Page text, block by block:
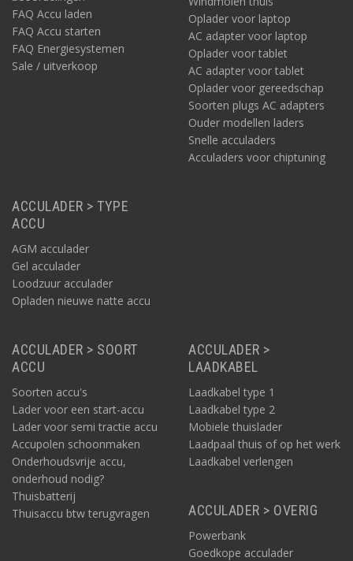
FAQ Accu laden
FAQ Accu starten
FAQ Energiesystemen
Sale / uitverkoop
Oplader voor laptop
AC adapter voor laptop
Oplader voor tablet
AC adapter voor tablet
Oplader voor gereedschap
Soorten plugs AC adapters
Ouder modellen laders
Snelle acculaders
Acculaders voor chiptuning
ACCULADER > TYPE
ACCU
AGM acculader
Gel acculader
Loodzuur acculader
Opladen nieuwe natte accu
ACCULADER > SOORT
ACCU
Soorten accu's
Lader voor een start-accu
Lader voor semi tractie accu
Accupolen schoonmaken
Onderhoudsvrije accu,
onderhoud nodig?
Thuisbatterij
Thuisaccu btw terugvragen
ACCULADER >
LAADKABEL
Laadkabel type 1
Laadkabel type 2
Mobiele thuislader
Laadpaal thuis of op het werk
Laadkabel verlengen
ACCULADER > OVERIG
Powerbank
Goedkope acculader